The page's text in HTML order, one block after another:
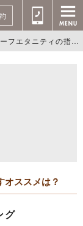
エタニティの指輪を探していますオススメは？
オススメは？
グ